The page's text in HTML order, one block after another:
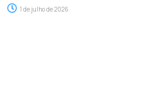
1 de julho de 2026